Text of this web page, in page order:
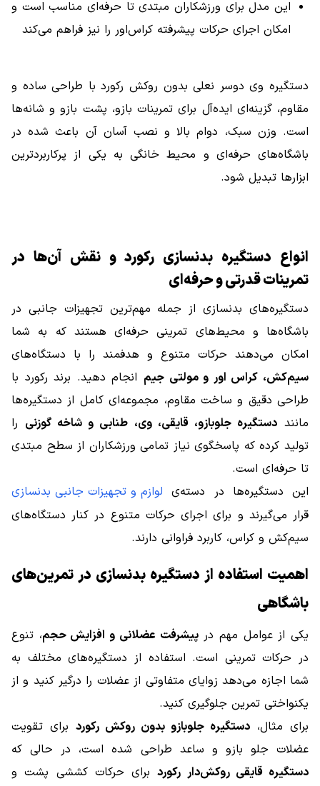
این مدل برای ورزشکاران مبتدی تا حرفه‌ای مناسب است و
امکان اجرای حرکات پیشرفته کراس‌اور را نیز فراهم می‌کند
دستگیره وی دوسر نعلی بدون روکش رکورد با طراحی ساده و
مقاوم، گزینه‌ای ایده‌آل برای تمرینات بازو، پشت بازو و شانه‌ها
است. وزن سبک، دوام بالا و نصب آسان آن باعث شده در
باشگاه‌های حرفه‌ای و محیط خانگی به یکی از پرکاربردترین
ابزارها تبدیل شود.
انواع دستگیره بدنسازی رکورد و نقش آن‌ها در
تمرینات قدرتی و حرفه‌ای
دستگیره‌های بدنسازی از جمله مهم‌ترین تجهیزات جانبی در
باشگاه‌ها و محیط‌های تمرینی حرفه‌ای هستند که به شما
امکان می‌دهند حرکات متنوع و هدفمند را با دستگاه‌های
سیم‌کش، کراس اور و مولتی جیم انجام دهید. برند رکورد با
طراحی دقیق و ساخت مقاوم، مجموعه‌ای کامل از دستگیره‌ها
ماننددستگیره جلوبازو، قایقی، وی، طنابی و شاخه گوزنی را
تولید کرده که پاسخگوی نیاز تمامی ورزشکاران از سطح مبتدی
تا حرفه‌ای است.
این دستگیره‌ها در دسته‌ی لوازم و تجهیزات جانبی بدنسازی
قرار می‌گیرند و برای اجرای حرکات متنوع در کنار دستگاه‌های
سیم‌کش و کراس، کاربرد فراوانی دارند.
اهمیت استفاده از دستگیره بدنسازی در تمرین‌های
باشگاهی
یکی از عوامل مهم درپیشرفت عضلانی و افزایش حجم، تنوع
در حرکات تمرینی است. استفاده از دستگیره‌های مختلف به
شما اجازه می‌دهد زوایای متفاوتی از عضلات را درگیر کنید و از
یکنواختی تمرین جلوگیری کنید.
برای مثال، دستگیره جلوبازو بدون روکش رکوردبرای تقویت
عضلات جلو بازو و ساعد طراحی شده است، در حالی که
دستگیره قایقی روکش‌دار رکوردبرای حرکات کششی پشت و